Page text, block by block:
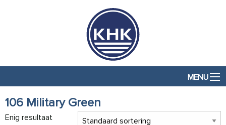
MENU
106 Military Green
Enig resultaat